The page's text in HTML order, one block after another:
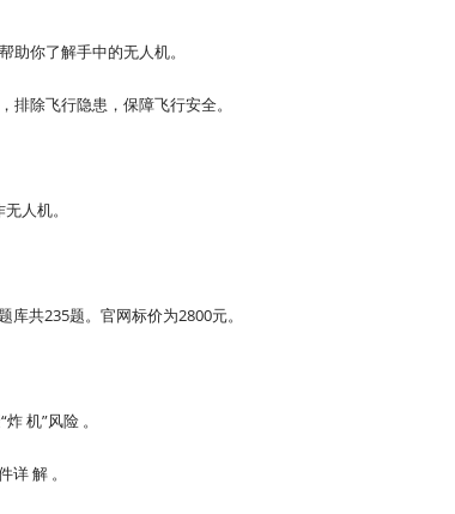
你了解手中的无人机。
除飞行隐患，保障飞行安全。
人机。
共235题。官网标价为2800元。
机”风险 。
解 。